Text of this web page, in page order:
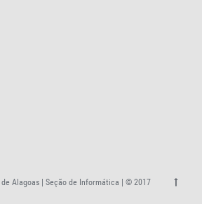
Alagoas | Seção de Informática | © 2017